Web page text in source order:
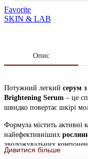
Favorite
SKIN & LAB
Опис
Потужний легкий серум
Brightening Serum – це
швидко повертає шкірі
Формула містить активні
найефективніших
зволожувальних
антивіковий ефект,
Дивитися більше